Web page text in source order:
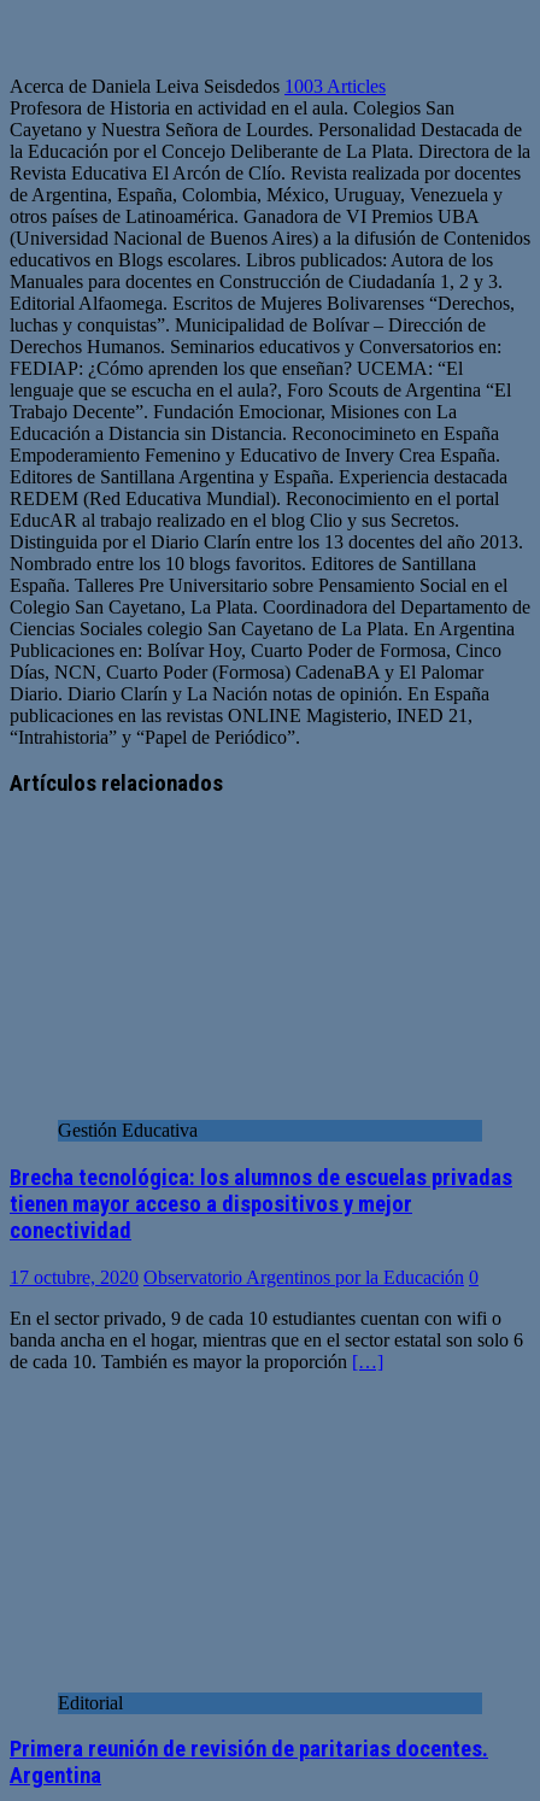
Acerca de Daniela Leiva Seisdedos 1003 Articles
Profesora de Historia en actividad en el aula. Colegios San
Cayetano y Nuestra Señora de Lourdes. Personalidad Destacada de
la Educación por el Concejo Deliberante de La Plata. Directora de la
Revista Educativa El Arcón de Clío. Revista realizada por docentes
de Argentina, España, Colombia, México, Uruguay, Venezuela y
otros países de Latinoamérica. Ganadora de VI Premios UBA
(Universidad Nacional de Buenos Aires) a la difusión de Contenidos
educativos en Blogs escolares. Libros publicados: Autora de los
Manuales para docentes en Construcción de Ciudadanía 1, 2 y 3.
Editorial Alfaomega. Escritos de Mujeres Bolivarenses “Derechos,
luchas y conquistas”. Municipalidad de Bolívar – Dirección de
Derechos Humanos. Seminarios educativos y Conversatorios en:
FEDIAP: ¿Cómo aprenden los que enseñan? UCEMA: “El
lenguaje que se escucha en el aula?, Foro Scouts de Argentina “El
Trabajo Decente”. Fundación Emocionar, Misiones con La
Educación a Distancia sin Distancia. Reconocimineto en España
Empoderamiento Femenino y Educativo de Invery Crea España.
Editores de Santillana Argentina y España. Experiencia destacada
REDEM (Red Educativa Mundial). Reconocimiento en el portal
EducAR al trabajo realizado en el blog Clio y sus Secretos.
Distinguida por el Diario Clarín entre los 13 docentes del año 2013.
Nombrado entre los 10 blogs favoritos. Editores de Santillana
España. Talleres Pre Universitario sobre Pensamiento Social en el
Colegio San Cayetano, La Plata. Coordinadora del Departamento de
Ciencias Sociales colegio San Cayetano de La Plata. En Argentina
Publicaciones en: Bolívar Hoy, Cuarto Poder de Formosa, Cinco
Días, NCN, Cuarto Poder (Formosa) CadenaBA y El Palomar
Diario. Diario Clarín y La Nación notas de opinión. En España
publicaciones en las revistas ONLINE Magisterio, INED 21,
“Intrahistoria” y “Papel de Periódico”.
web
Artículos relacionados
Gestión Educativa
Brecha tecnológica: los alumnos de escuelas privadas
tienen mayor acceso a dispositivos y mejor
conectividad
17 octubre, 2020 Observatorio Argentinos por la Educación 0
En el sector privado, 9 de cada 10 estudiantes cuentan con wifi o
banda ancha en el hogar, mientras que en el sector estatal son solo 6
de cada 10. También es mayor la proporción […]
Editorial
Primera reunión de revisión de paritarias docentes.
Argentina